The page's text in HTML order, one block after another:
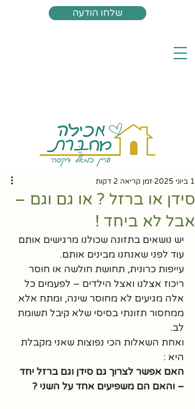
שלחו הודעה
סידן או ברזל ? או גם וגם –
אבל לא ביחד !
1 ביוני 2025 זמן קריאה 2 דקות
יש נושאים בתזונה שכולנו מרגישים אותם
עוד לפני שאנחנו מבינים אותם.
עייפות כרונית, תחושת חולשה או חוסר
ריכוז אצלנו ואצל הילדים – לפעמים כל
אלה מגיעים לא מחוסר שינה, ומתח אלא
ממחסור תזונתי בסיסי שלא קיבל תשומת
לב.
ואחת השאלות הכי נפוצות שאני מקבלת
היא :
האם אפשר לצרוך גם סידן וגם ברזל יחד
– והאם הם משפיעים אחד על השני ?